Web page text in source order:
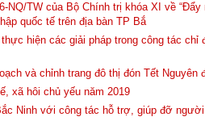
NQ/TW của Bộ Chính trị khóa XI về
quốc tế trên địa bàn TP Bắ
hiện các giải pháp trong công tác
và chỉnh trang đô thị đón Tết Nguyên
xã hôi chủ yếu năm 2019
Ninh với công tác hỗ trợ, giúp đỡ